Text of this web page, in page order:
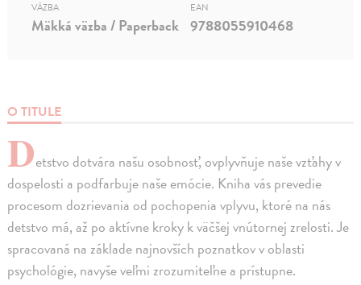
O TITULE
Detstvo dotvára našu osobnosť, ovplyvňuje naše vzťahy v
dospelosti a podfarbuje naše emócie. Kniha vás prevedie
procesom dozrievania od pochopenia vplyvu, ktoré na nás
detstvo má, až po aktívne kroky k väčšej vnútornej zrelosti. Je
spracovaná na základe najnovších poznatkov v oblasti
psychológie, navyše veľmi zrozumiteľne a prístupne.
VÄZBA
Mäkká väzba / Paperback
EAN
9788055910468